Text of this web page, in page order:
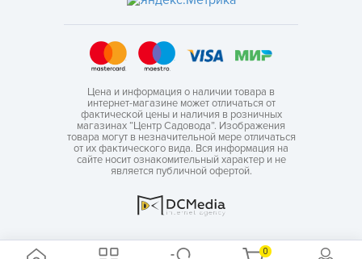
0
Цена и информация о наличии товара в
интернет-магазине может отличаться от
фактической цены и наличия в розничных
магазинах “Центр Садовода”. Изображения
товара могут в незначительной мере отличаться
от их фактического вида. Вся информация на
сайте носит ознакомительный характер и не
является публичной офертой.